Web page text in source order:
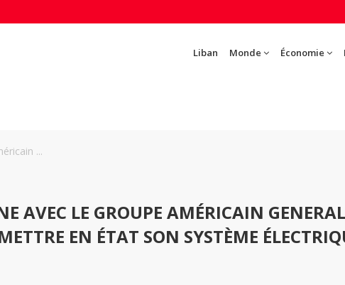
Liban Monde Économie
...
AVEC LE GROUPE AMÉRICAIN GENERAL
EN ÉTAT SON SYSTÈME